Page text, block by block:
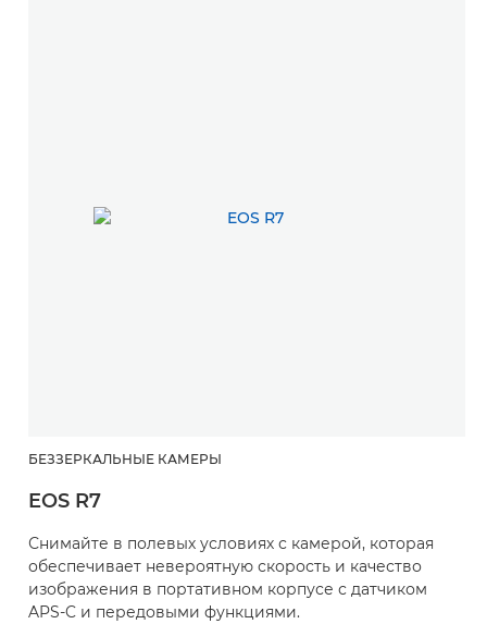
БЕЗЗЕРКАЛЬНЫЕ КАМЕРЫ
EOS R7
Снимайте в полевых условиях с камерой, которая
обеспечивает невероятную скорость и качество
изображения в портативном корпусе с датчиком
APS-C и передовыми функциями.